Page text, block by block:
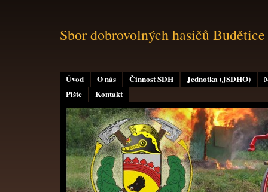
Úvod O nás Činnost SDH Jednotka (JSDHO)
Pište
Kontakt
Sbor dobrovolných hasičů Budětice